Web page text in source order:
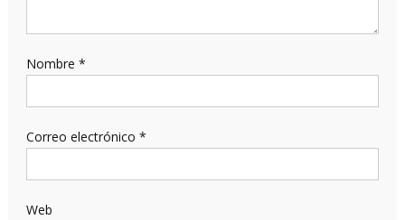
Nombre *
Correo electrónico *
Web